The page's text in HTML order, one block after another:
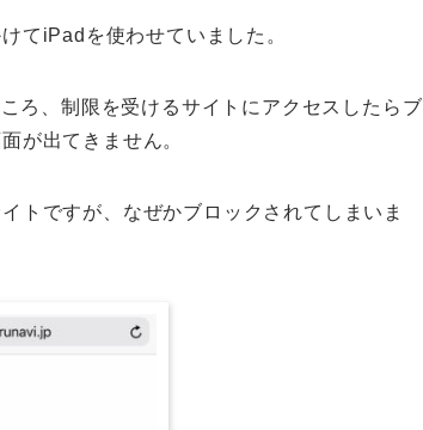
てiPadを使わせていました。
ろ、制限を受けるサイトにアクセスしたらブ
が出てきません。
トですが、なぜかブロックされてしまいま